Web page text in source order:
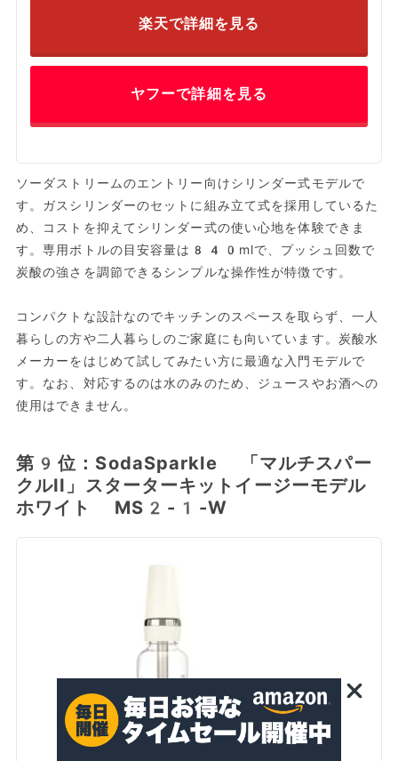
楽天で詳細を見る
ヤフーで詳細を見る
ソーダストリームのエントリー向けシリンダー式モデルで
す。ガスシリンダーのセットに組み立て式を採用しているた
め、コストを抑えてシリンダー式の使い心地を体験できま
す。専用ボトルの目安容量は840mlで、プッシュ回数で
炭酸の強さを調節できるシンプルな操作性が特徴です。
コンパクトな設計なのでキッチンのスペースを取らず、一人
暮らしの方や二人暮らしのご家庭にも向いています。炭酸水
メーカーをはじめて試してみたい方に最適な入門モデルで
す。なお、対応するのは水のみのため、ジュースやお酒への
使用はできません。
第9位：SodaSparkle 「マルチスパー
クルII」スターターキットイージーモデル
ホワイト MS2-1-W